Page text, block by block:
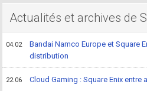
Actualités et archives de
04.02
Bandai Namco Europe et Square
distribution
22.06 Cloud Gaming : Square Enix